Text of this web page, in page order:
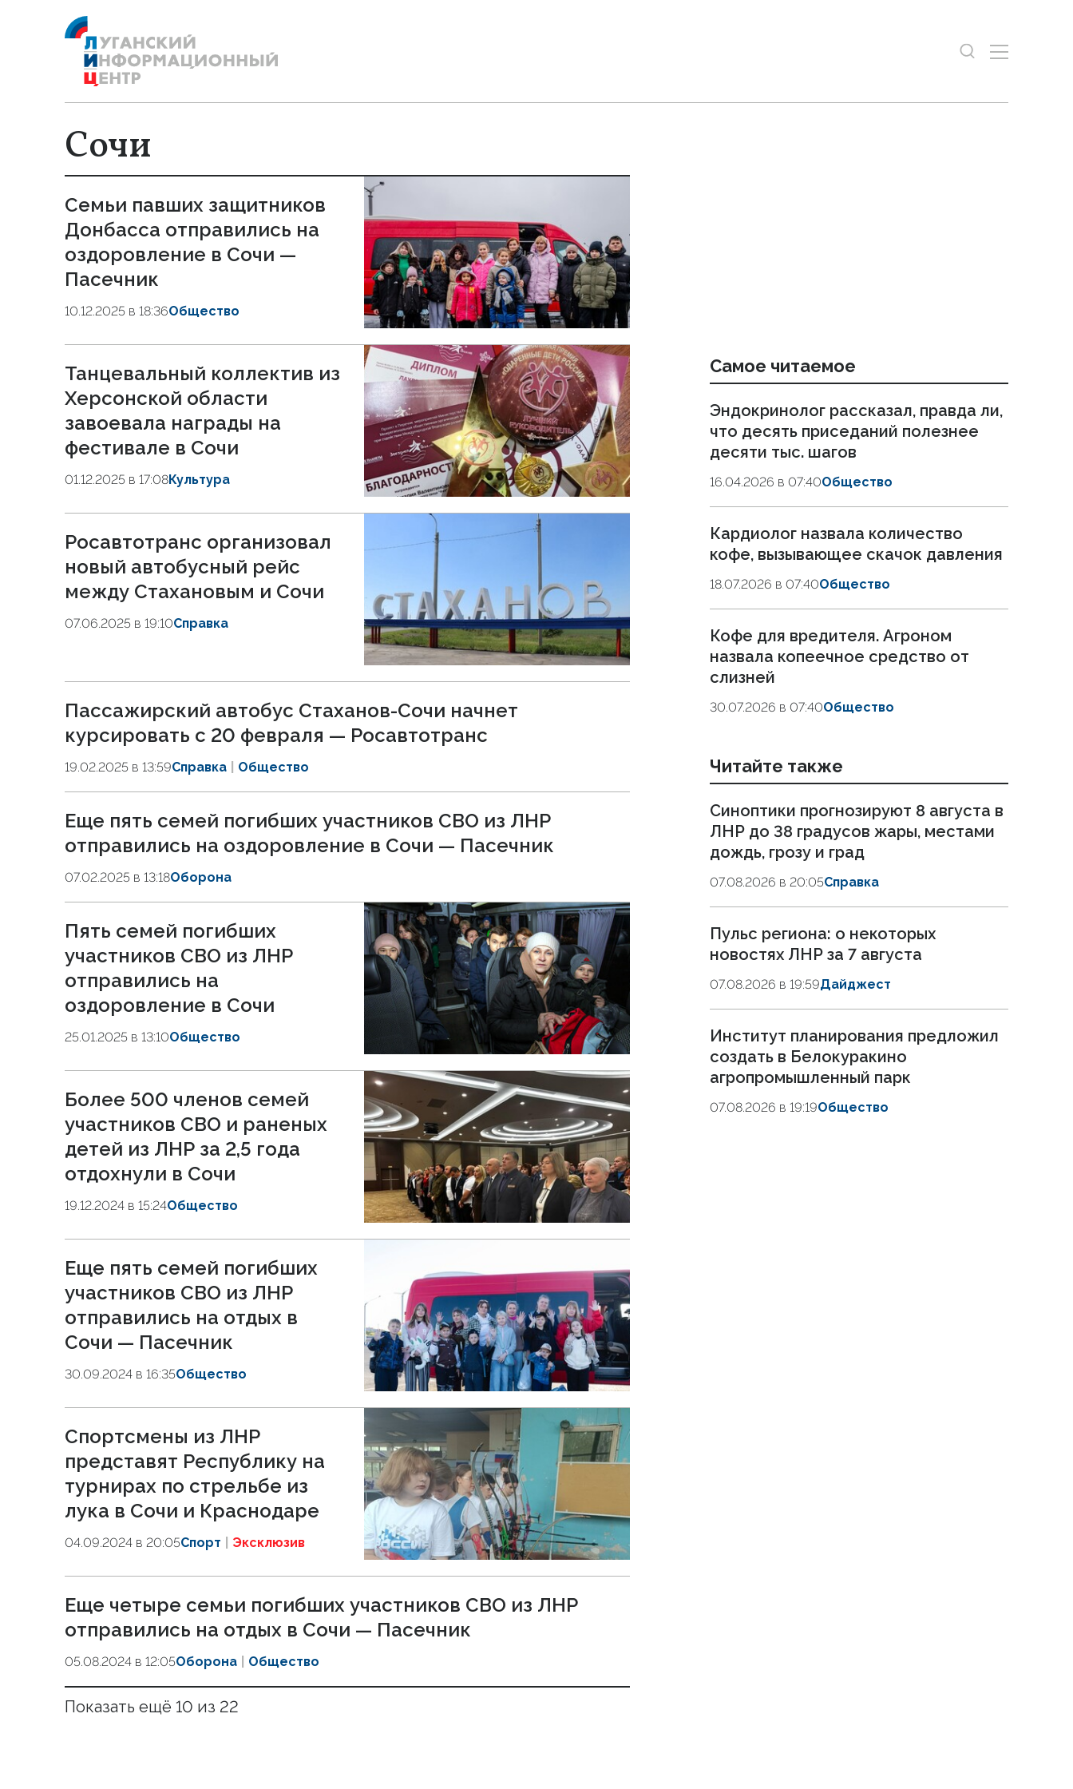
Сочи
Семьи павших защитников
Донбасса отправились на
оздоровление в Сочи —
Пасечник
10.12.2025 в 18:36Общество
Танцевальный коллектив из
Херсонской области
завоевала награды на
фестивале в Сочи
01.12.2025 в 17:08Культура
Росавтотранс организовал
новый автобусный рейс
между Стахановым и Сочи
07.06.2025 в 19:10Справка
Пассажирский автобус Стаханов-Сочи начнет
курсировать с 20 февраля — Росавтотранс
19.02.2025 в 13:59Справка Общество
Еще пять семей погибших участников СВО из ЛНР
отправились на оздоровление в Сочи — Пасечник
07.02.2025 в 13:18Оборона
Пять семей погибших
участников СВО из ЛНР
отправились на
оздоровление в Сочи
25.01.2025 в 13:10Общество
Более 500 членов семей
участников СВО и раненых
детей из ЛНР за 2,5 года
отдохнули в Сочи
19.12.2024 в 15:24Общество
Еще пять семей погибших
участников СВО из ЛНР
отправились на отдых в
Сочи — Пасечник
30.09.2024 в 16:35Общество
Спортсмены из ЛНР
представят Республику на
турнирах по стрельбе из
лука в Сочи и Краснодаре
04.09.2024 в 20:05Спорт Эксклюзив
Еще четыре семьи погибших участников СВО из ЛНР
отправились на отдых в Сочи — Пасечник
05.08.2024 в 12:05Оборона Общество
Показать ещё 10 из 22
Самое читаемое
Эндокринолог рассказал, правда ли,
что десять приседаний полезнее
десяти тыс. шагов
16.04.2026 в 07:40Общество
Кардиолог назвала количество
кофе, вызывающее скачок давления
18.07.2026 в 07:40Общество
Кофе для вредителя. Агроном
назвала копеечное средство от
слизней
30.07.2026 в 07:40Общество
Читайте также
Синоптики прогнозируют 8 августа в
ЛНР до 38 градусов жары, местами
дождь, грозу и град
07.08.2026 в 20:05Справка
Пульс региона: о некоторых
новостях ЛНР за 7 августа
07.08.2026 в 19:59Дайджест
Институт планирования предложил
создать в Белокуракино
агропромышленный парк
07.08.2026 в 19:19Общество